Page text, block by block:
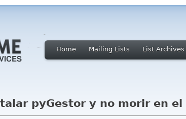
Home Mailing Lists List Archives
pyGestor y no morir en